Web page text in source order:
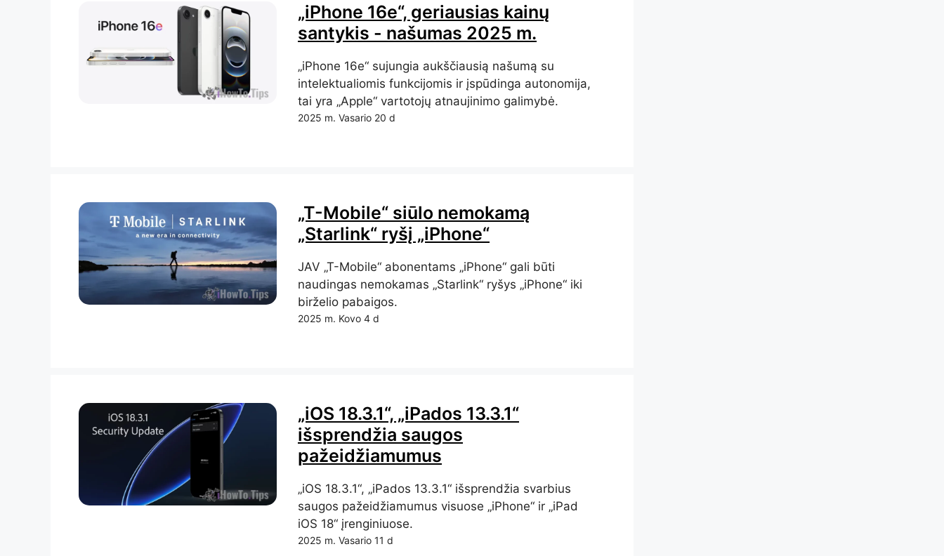
„iPhone 16e“, geriausias kainų
santykis - našumas 2025 m.
„iPhone 16e“ sujungia aukščiausią našumą su
intelektualiomis funkcijomis ir įspūdinga autonomija,
tai yra „Apple“ vartotojų atnaujinimo galimybė.
2025 m. Vasario 20 d
„T-Mobile“ siūlo nemokamą
„Starlink“ ryšį „iPhone“
JAV „T-Mobile“ abonentams „iPhone“ gali būti
naudingas nemokamas „Starlink“ ryšys „iPhone“ iki
birželio pabaigos.
2025 m. Kovo 4 d
„iOS 18.3.1“, „iPados 13.3.1“
išsprendžia saugos
pažeidžiamumus
„iOS 18.3.1“, „iPados 13.3.1“ išsprendžia svarbius
saugos pažeidžiamumus visuose „iPhone“ ir „iPad
iOS 18“ įrenginiuose.
2025 m. Vasario 11 d